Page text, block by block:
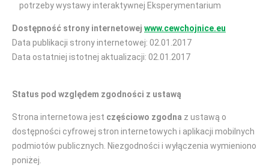
potrzeby wystawy interaktywnej Eksperymentarium
Dostępność strony internetowej www.cewchojnice.eu
Data publikacji strony internetowej: 02.01.2017
Data ostatniej istotnej aktualizacji: 02.01.2017
Status pod względem zgodności z ustawą
Strona internetowa jest częściowo zgodna z ustawą o
dostępności cyfrowej stron internetowych i aplikacji mobilnych
podmiotów publicznych. Niezgodności i wyłączenia wymieniono
poniżej.